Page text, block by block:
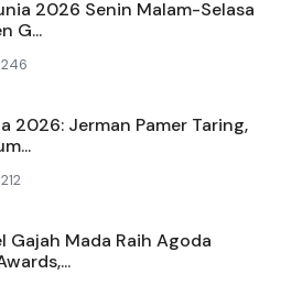
2026 Senin Malam-Selasa
G...
246
2026: Jerman Pamer Taring,
212
Gajah Mada Raih Agoda